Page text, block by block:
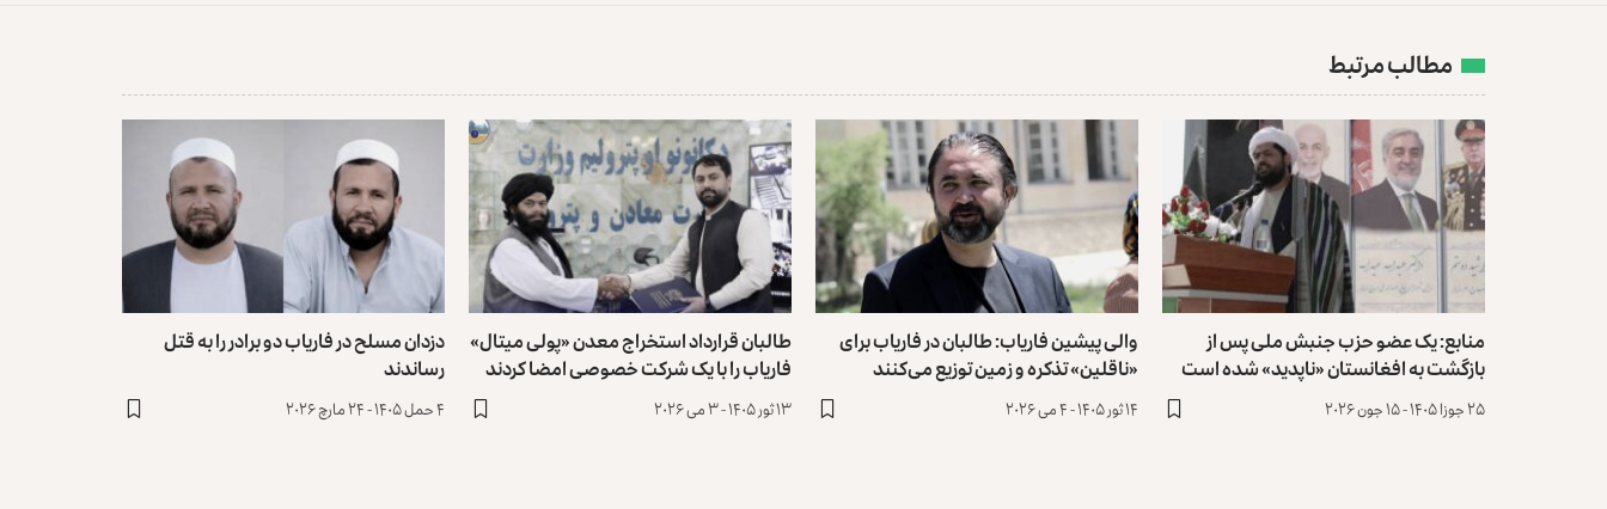
مطالب مرتبط
منابع: یک عضو حزب جنبش ملی پس از
بازگشت به افغانستان «ناپدید» شده است
۲۵ جوزا ۱۴۰۵ - ۱۵ جون ۲۰۲۶
والی پیشین فاریاب: طالبان در فاریاب برای
«ناقلین» تذکره و زمین توزیع می‌کنند
۱۴ ثور ۱۴۰۵ - ۴ می ۲۰۲۶
طالبان قرارداد استخراج معدن «پولی میتال»
فاریاب را با یک شرکت خصوصی امضا کردند
۱۳ ثور ۱۴۰۵ - ۳ می ۲۰۲۶
دزدان مسلح در فاریاب دو برادر را به قتل
رساندند
۴ حمل ۱۴۰۵ - ۲۴ مارچ ۲۰۲۶